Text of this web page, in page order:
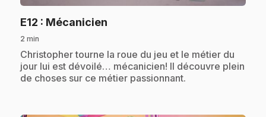
E12 : Mécanicien
2 min
.Christopher tourne la roue du jeu et le métier du
jour lui est dévoilé… mécanicien! Il découvre plein
de choses sur ce métier passionnant.